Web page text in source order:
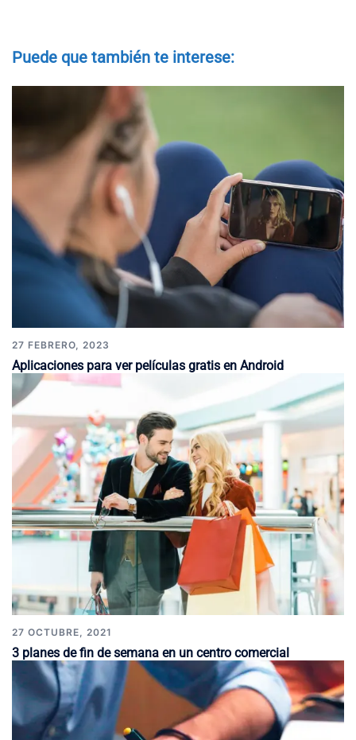
Puede que también te interese:
27 FEBRERO, 2023
Aplicaciones para ver películas gratis en Android
27 OCTUBRE, 2021
3 planes de fin de semana en un centro comercial